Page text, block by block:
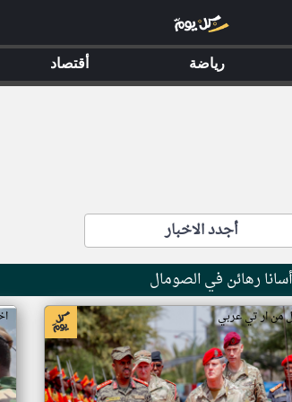
أجدد الاخبار
رهائن في الصومال
من ار تي عربي
رياضة أقتصاد